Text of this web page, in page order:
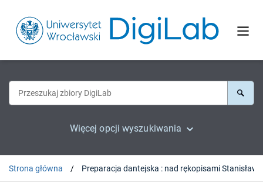
Więcej opcji wyszukiwania
Strona główna